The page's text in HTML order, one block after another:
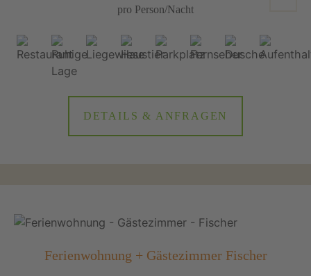
pro Person/Nacht
DETAILS & ANFRAGEN
Ferienwohnung + Gästezimmer Fischer